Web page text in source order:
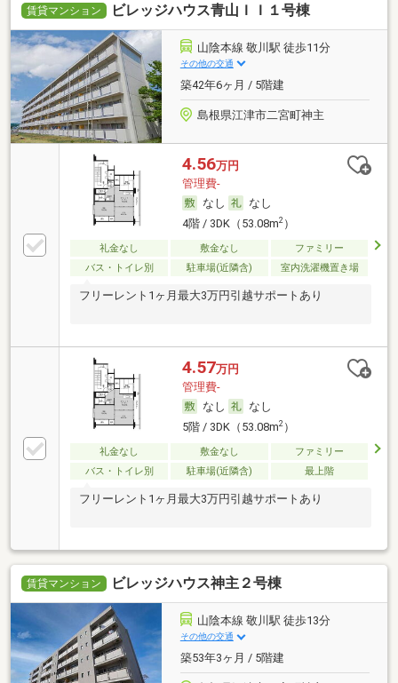
賃貸マンション ビレッジハウス青山ＩＩ１号棟
山陰本線 敬川駅 徒歩11分
その他の交通
築42年6ヶ月 / 5階建
島根県江津市二宮町神主
4.56万円
管理費-
なし
なし
4階 / 3DK（53.08m2）
礼金なし 敷金なし
ファミリー
バス・トイレ別
駐車場(近隣含) 室内洗濯機置き場
フリーレント1ヶ月最大3万円引越サポートあり
4.57万円
管理費-
なし
なし
5階 / 3DK（53.08m2）
礼金なし 敷金なし
ファミリー
バス・トイレ別
駐車場(近隣含) 最上階
フリーレント1ヶ月最大3万円引越サポートあり
賃貸マンション ビレッジハウス神主２号棟
山陰本線 敬川駅 徒歩13分
その他の交通
築53年3ヶ月 / 5階建